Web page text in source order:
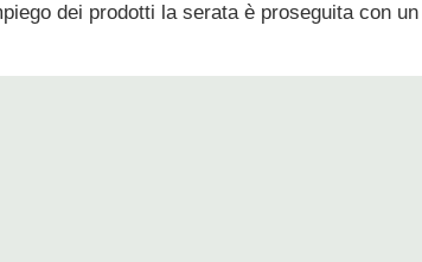
dei prodotti la serata è proseguita con